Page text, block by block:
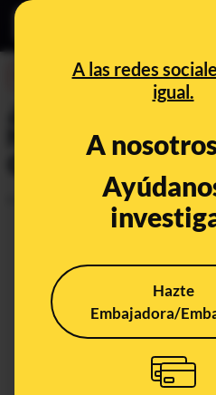
A las redes
igual.
A
Hazte
Embajadora/
¿Qué sabemos
helicópteros
Girona?
Sep 27, 2018, 8:39:00 AM